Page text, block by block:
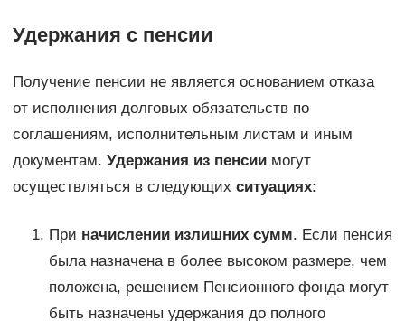
Удержания с пенсии
Получение пенсии не является основанием отказа
от исполнения долговых обязательств по
соглашениям, исполнительным листам и иным
документам. Удержания из пенсиимогут
осуществляться в следующих ситуациях:
При начислении излишних сумм. Если пенсия
была назначена в более высоком размере, чем
положена, решением Пенсионного фонда могут
быть назначены удержания до полного